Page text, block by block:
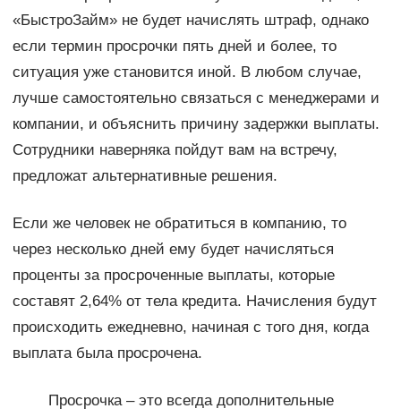
«БыстроЗайм» не будет начислять штраф, однако
если термин просрочки пять дней и более, то
ситуация уже становится иной. В любом случае,
лучше самостоятельно связаться с менеджерами и
компании, и объяснить причину задержки выплаты.
Сотрудники наверняка пойдут вам на встречу,
предложат альтернативные решения.
Если же человек не обратиться в компанию, то
через несколько дней ему будет начисляться
проценты за просроченные выплаты, которые
составят 2,64% от тела кредита. Начисления будут
происходить ежедневно, начиная с того дня, когда
выплата была просрочена.
Просрочка – это всегда дополнительные